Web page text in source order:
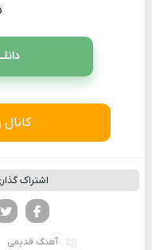
۵
اشتراک
آهنگ قدیمی